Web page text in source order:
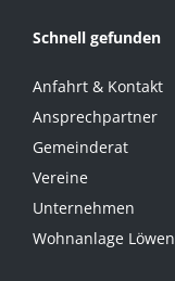
Schnell gefunden
Anfahrt & Kontakt
Ansprechpartner
Gemeinderat
Vereine
Unternehmen
Wohnanlage Löwen